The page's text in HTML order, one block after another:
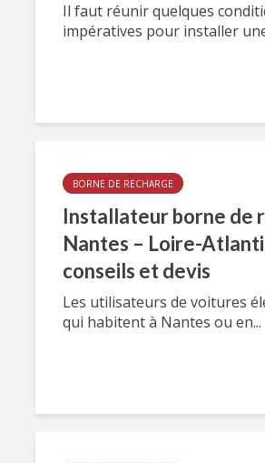
Il faut réunir quelques
impératives pour installer
BORNE DE RECHARGE
Installateur borne de
Nantes – Loire-
conseils et devis
Les utilisateurs de voitures
qui habitent à Nantes ou en...